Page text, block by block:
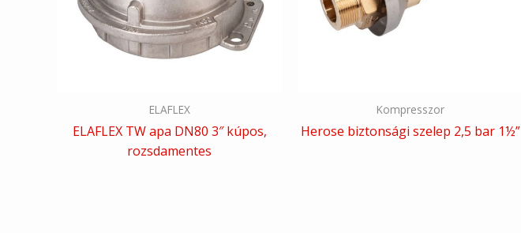
ELAFLEX
ELAFLEX TW apa DN80 3″ kúpos,
rozsdamentes
Kompresszor
Herose biztonsági szelep 2,5 bar 1½”